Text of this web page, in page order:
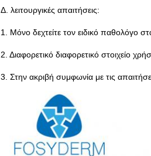
Δ. λειτουργικές απαιτήσεις:
1. Μόνο δεχτείτε τον ειδικό παθολόγο
2. Διαφορετικό διαφορετικό στοιχείο
3. Στην ακριβή συμφωνία με τις